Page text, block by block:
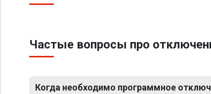
Частые вопросы про
Когда необходимо программное